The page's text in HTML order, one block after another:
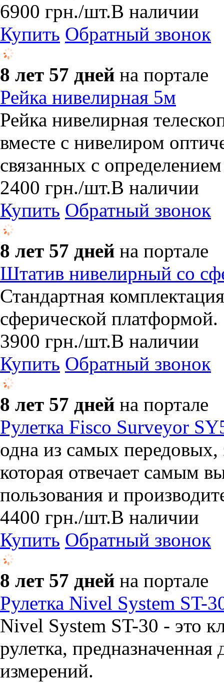
6900 грн./шт.В наличии
Купить Обратный звонок
8 лет 57 дней на портале
Рейка нивелирная 5м
Рейка нивелирная
вместе с нивелиром
связанных с
2400 грн./шт.В наличии
Купить Обратный звонок
8 лет 57 дней на портале
Штатив нивелирный со
Стандартная
сферической платформой.
3900 грн./шт.В наличии
Купить Обратный звонок
8 лет 57 дней на портале
Рулетка Fisco Surveyor
одна из самых
которая отвечает самым
пользования и
4400 грн./шт.В наличии
Купить Обратный звонок
8 лет 57 дней на портале
Рулетка Nivel System ST-
Nivel System ST-30 - это
рулетка,
измерений.